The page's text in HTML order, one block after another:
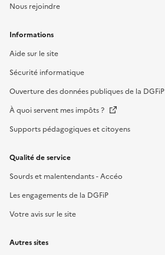
Nous rejoindre
Informations
Aide sur le site
Sécurité informatique
Ouverture des données publiques de la DGFiP
À quoi servent mes impôts ?
Supports pédagogiques et citoyens
Qualité de service
Sourds et malentendants - Accéo
Les engagements de la DGFiP
Votre avis sur le site
Autres sites